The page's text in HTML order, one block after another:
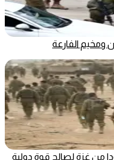
ومخيم الفارعة
من غزة لصالح قوة دولية